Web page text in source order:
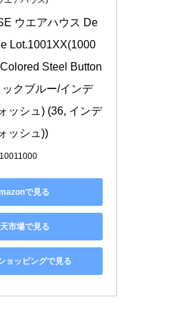
ウエアハウス De
Lot.1001XX(1000
Steel Button
クブルー/インデ
ッシュ) (36, インデ
ッシュ))
で見る
市場で見る
ョッピングで見る